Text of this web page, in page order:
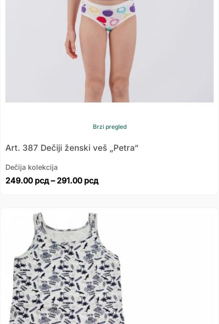
Brzi pregled
Art. 387 Dečiji ženski veš „Petra“
Dečija kolekcija
249.00 рсд – 291.00 рсд
735.00 рсд
до
945.00 рсд